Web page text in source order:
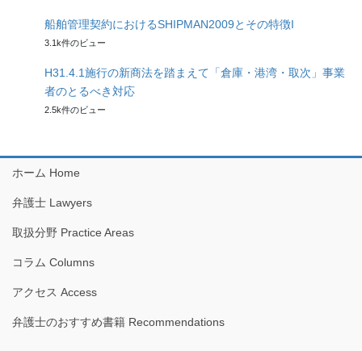
船舶管理契約におけるSHIPMAN2009とその特徴I
3.1k件のビュー
H31.4.1施行の新商法を踏まえて「倉庫・港湾・取次」事業
者のとるべき対応
2.5k件のビュー
ホーム Home
弁護士 Lawyers
取扱分野 Practice Areas
コラム Columns
アクセス Access
弁護士のおすすめ書籍 Recommendations